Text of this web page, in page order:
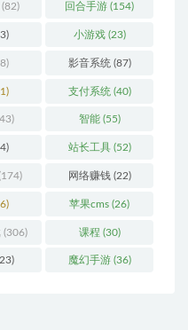
回合手游 (154)
小游戏(23)
影音系统 (87)
支付系统 (40)
智能(55)
站长工具(52)
网络赚钱(22)
苹果cms (26)
(306) 课程 (30)
魔幻手游(36)